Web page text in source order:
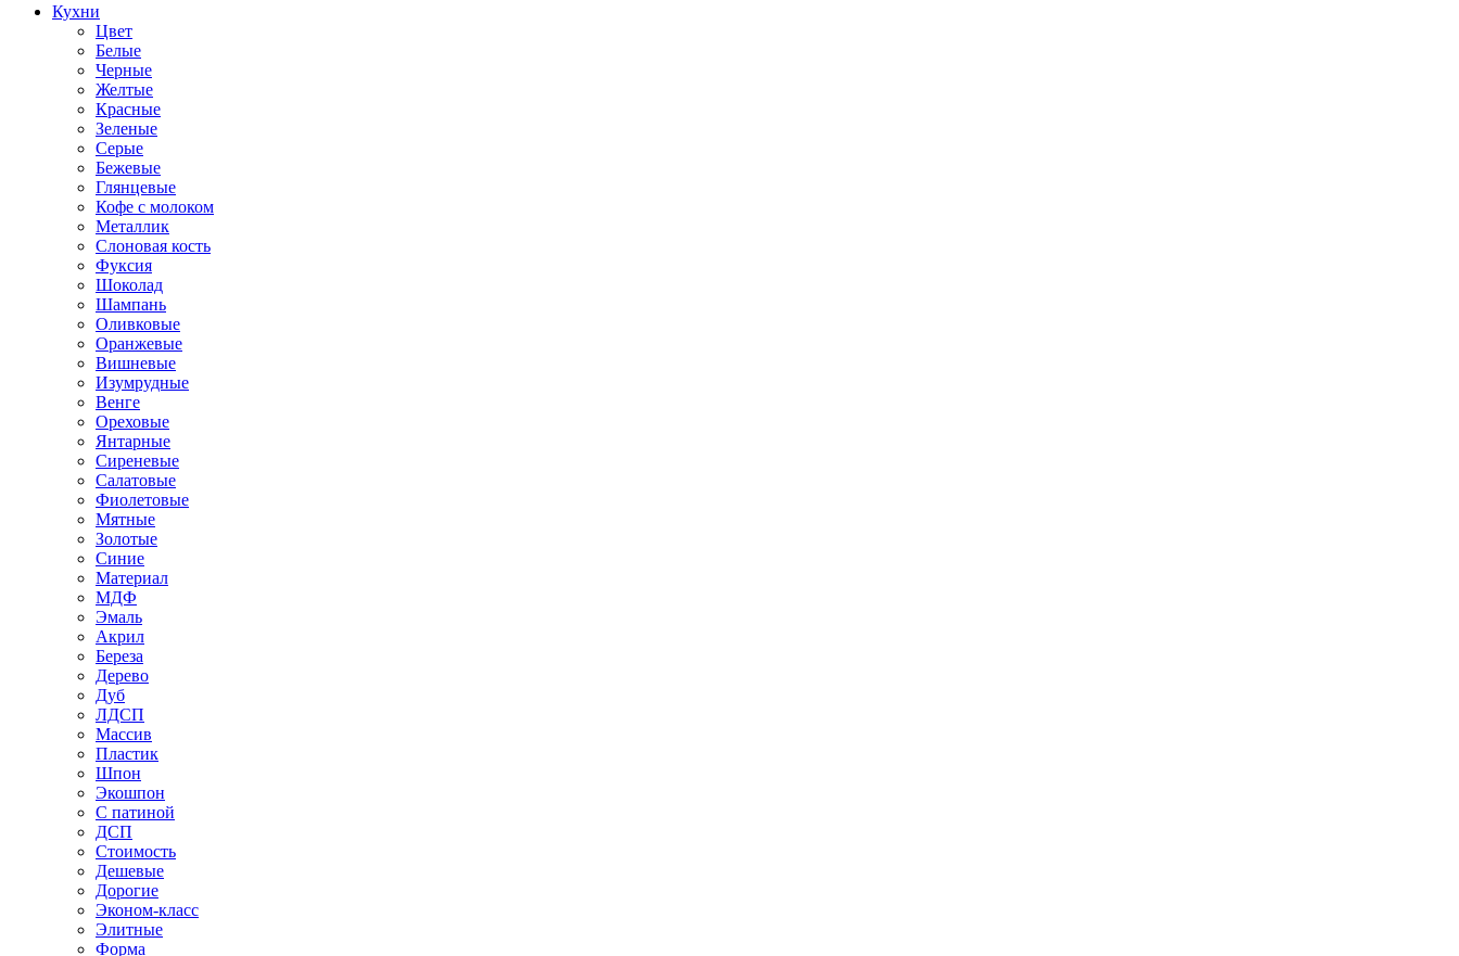
Кухни
Цвет
Белые
Черные
Желтые
Красные
Зеленые
Серые
Бежевые
Глянцевые
Кофе с молоком
Металлик
Слоновая кость
Фуксия
Шоколад
Шампань
Оливковые
Оранжевые
Вишневые
Изумрудные
Венге
Ореховые
Янтарные
Сиреневые
Салатовые
Фиолетовые
Мятные
Золотые
Синие
Материал
МДФ
Эмаль
Акрил
Береза
Дерево
Дуб
ЛДСП
Массив
Пластик
Шпон
Экошпон
С патиной
ДСП
Стоимость
Дешевые
Дорогие
Эконом-класс
Элитные
Форма